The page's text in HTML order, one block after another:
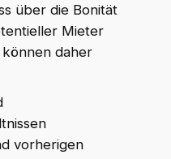
über die Bonität
Mieter
daher
vorherigen